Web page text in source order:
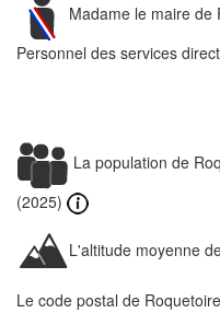
Madame le maire de
Personnel des services
La population de
(2025)
L'altitude moyenne
Le code postal de